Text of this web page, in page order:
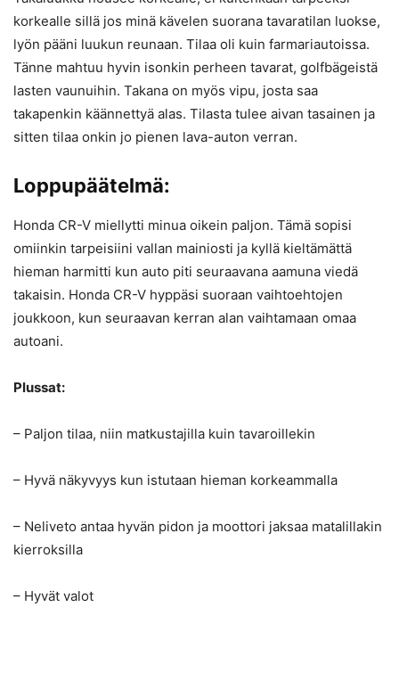
korkealle sillä jos minä kävelen suorana tavaratilan luokse,
lyön pääni luukun reunaan. Tilaa oli kuin farmariautoissa.
Tänne mahtuu hyvin isonkin perheen tavarat, golfbägeistä
lasten vaunuihin. Takana on myös vipu, josta saa
takapenkin käännettyä alas. Tilasta tulee aivan tasainen ja
sitten tilaa onkin jo pienen lava-auton verran.
Loppupäätelmä:
Honda CR-V miellytti minua oikein paljon. Tämä sopisi
omiinkin tarpeisiini vallan mainiosti ja kyllä kieltämättä
hieman harmitti kun auto piti seuraavana aamuna viedä
takaisin. Honda CR-V hyppäsi suoraan vaihtoehtojen
joukkoon, kun seuraavan kerran alan vaihtamaan omaa
autoani.
Plussat:
– Paljon tilaa, niin matkustajilla kuin tavaroillekin
– Hyvä näkyvyys kun istutaan hieman korkeammalla
– Neliveto antaa hyvän pidon ja moottori jaksaa matalillakin
kierroksilla
– Hyvät valot